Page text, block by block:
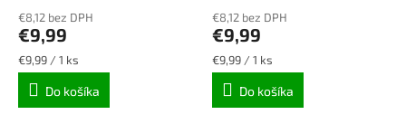
€8,12 bez DPH
€9,99
Jednotková
cena:
€9,99 / 1 ks
Do košíka
€8,12 bez DPH
€9,99
Jednotková
cena:
€9,99 / 1 ks
Do košíka